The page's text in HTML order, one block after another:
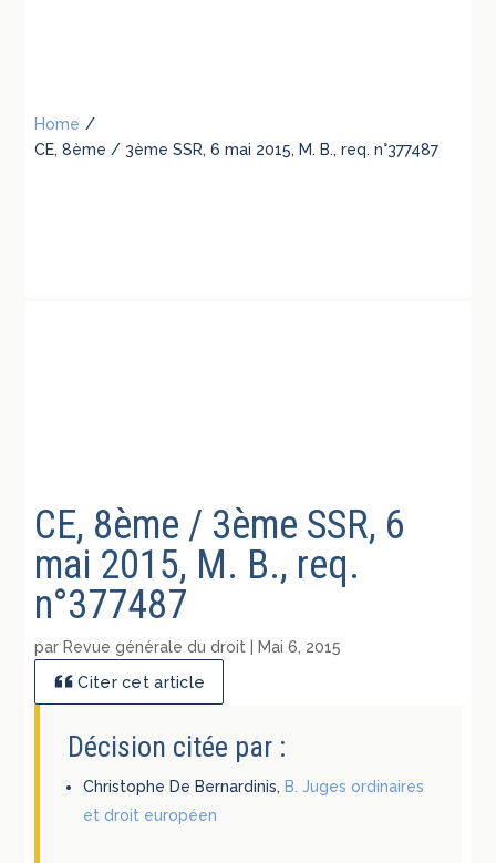
Home /
CE, 8ème / 3ème SSR, 6 mai 2015, M. B., req. n°377487
CE, 8ème / 3ème SSR, 6
mai 2015, M. B., req.
n°377487
par Revue générale du droit Mai 6, 2015
Citer cet article
Décision citée par :
Christophe De Bernardinis, B. Juges ordinaires
et droit européen